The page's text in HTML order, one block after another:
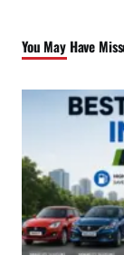
You May Have